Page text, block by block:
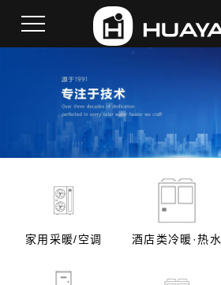
家用采暖/空调 酒店类冷暖·热水